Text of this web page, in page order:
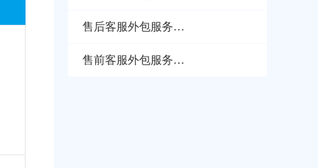
售后客服外包服务
售前客服外包服务